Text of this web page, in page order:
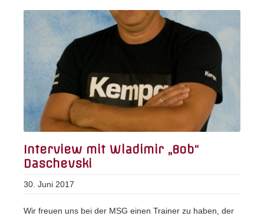
Interview mit Wladimir „Bob“
Daschevski
30. Juni 2017
Wir freuen uns bei der MSG einen Trainer zu haben, der